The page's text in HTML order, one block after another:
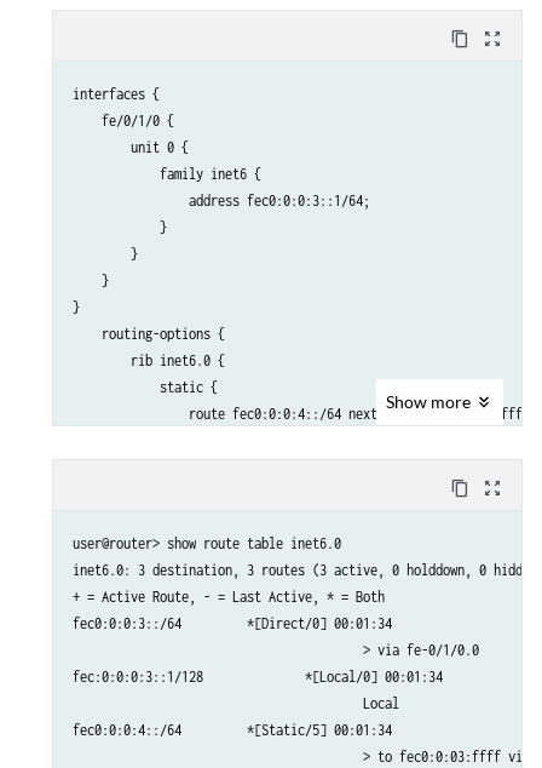
content_copy zoom_out_map
interfaces {
    fe/0/1/0 {
        unit 0 {
            family inet6 {
                address fec0:0:0:3::1/64;
            }
        }
    }
}
    routing-options {
        rib inet6.0 {
            static {
                route fec0:0:0:4::/64 next-hop fec0:0:0:3::ffff;
Show more
content_copy zoom_out_map
user@router> show route table inet6.0
inet6.0: 3 destination, 3 routes (3 active, 0 holddown, 0
+ = Active Route, - = Last Active, * = Both
fec0:0:0:3::/64		*[Direct/0] 00:01:34
					> via fe-0/1/0.0
fec:0:0:0:3::1/128		*[Local/0] 00:01:34
					Local
fec0:0:0:4::/64		*[Static/5] 00:01:34
> to fec0:0:03:ffff